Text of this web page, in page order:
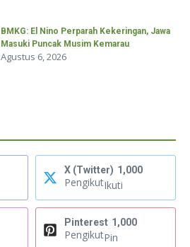
BMKG: El Nino Perparah Kekeringan, Jawa
Masuki Puncak Musim Kemarau
Agustus 6, 2026
X (Twitter) 1,000
PengikutIkuti
Pinterest 1,000
PengikutPin